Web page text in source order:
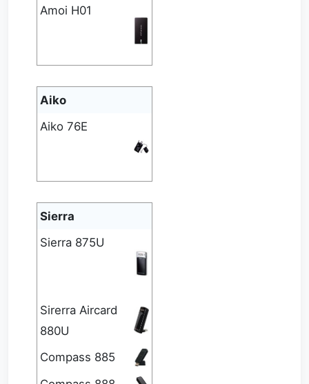
Amoi H01
Aiko
Aiko 76E
Sierra
Sierra 875U
Sirerra Aircard
880U
Compass 885